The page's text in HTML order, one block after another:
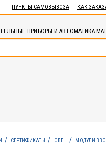
ПУНКТЫ САМОВЫВОЗА КАК
ПРИБОРЫ И АВТОМАТИКА
СЕРТИФИКАТЫ ОВЕН МОДУЛИ